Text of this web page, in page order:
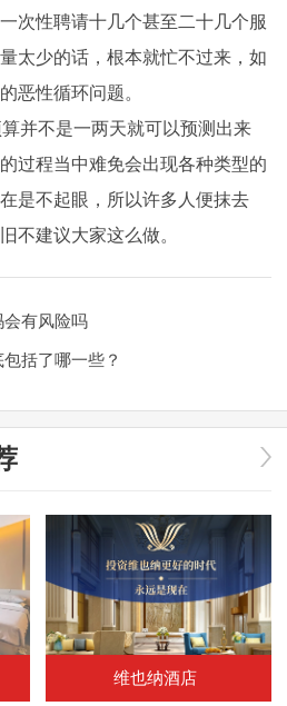
次性聘请十几个甚至二十几个服
太少的话，根本就忙不过来，如
恶性循环问题。
并不是一两天就可以预测出来
过程当中难免会出现各种类型的
是不起眼，所以许多人便抹去
不建议大家这么做。
有风险吗
括了哪一些？
维也纳酒店